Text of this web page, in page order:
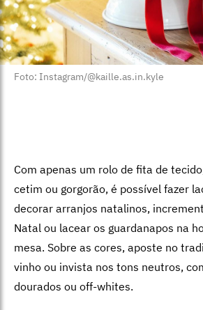
Foto: Instagram/@kaille.as.in.kyle
Com apenas um rolo de fita de
cetim ou gorgorão, é possível fazer
decorar arranjos natalinos,
Natal ou lacear os guardanapos na
mesa. Sobre as cores, aposte no
vinho ou invista nos tons neutros,
dourados ou off-whites.